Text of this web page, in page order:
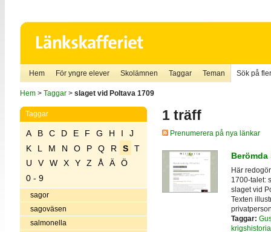
Hem För yngre elever Skolämnen Taggar Teman Sök på
Hem> Taggar> slaget vid Poltava 1709
Taggar
A B C D E F G H I
J
K
L M N O P Q R S
T
U
V W X Y Z Å Ä
Ö
0 - 9
sagor
sagoväsen
salmonella
1 träff
Prenumerera på nya länkar
Berömda
Här
1700-talet:
slaget vid
Texten
Taggar:
krigshistoria